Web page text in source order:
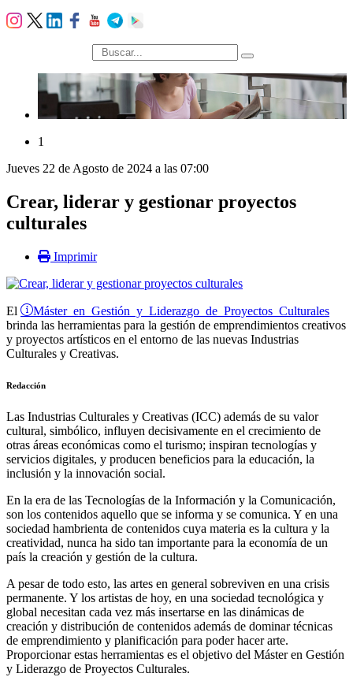
búsqueda
1
Jueves 22 de Agosto de 2024 a las 07:00
Crear, liderar y gestionar proyectos
culturales
Imprimir
El Máster en Gestión y Liderazgo de Proyectos Culturales
brinda las herramientas para la gestión de emprendimientos creativos
y proyectos artísticos en el entorno de las nuevas Industrias
Culturales y Creativas.
Redacción
Las Industrias Culturales y Creativas (ICC) además de su valor
cultural, simbólico, influyen decisivamente en el crecimiento de
otras áreas económicas como el turismo; inspiran tecnologías y
servicios digitales, y producen beneficios para la educación, la
inclusión y la innovación social.
En la era de las Tecnologías de la Información y la Comunicación,
son los contenidos aquello que se informa y se comunica. Y en una
sociedad hambrienta de contenidos cuya materia es la cultura y la
creatividad, nunca ha sido tan importante para la economía de un
país la creación y gestión de la cultura.
A pesar de todo esto, las artes en general sobreviven en una crisis
permanente. Y los artistas de hoy, en una sociedad tecnológica y
global necesitan cada vez más insertarse en las dinámicas de
creación y distribución de contenidos además de dominar técnicas
de emprendimiento y planificación para poder hacer arte.
Proporcionar estas herramientas es el objetivo del Máster en Gestión
y Liderazgo de Proyectos Culturales.